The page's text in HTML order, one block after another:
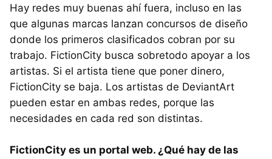
Hay redes muy buenas ahí fuera, incluso en las
que algunas marcas lanzan concursos de diseño
donde los primeros clasificados cobran por su
trabajo. FictionCity busca sobretodo apoyar a los
artistas. Si el artista tiene que poner dinero,
FictionCity se baja. Los artistas de DeviantArt
pueden estar en ambas redes, porque las
necesidades en cada red son distintas.
FictionCity es un portal web. ¿Qué hay de las